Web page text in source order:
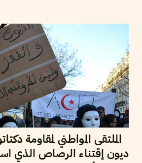
الملتقى المواطني لمقاومة
ديون إقتناء الرصاص الذي